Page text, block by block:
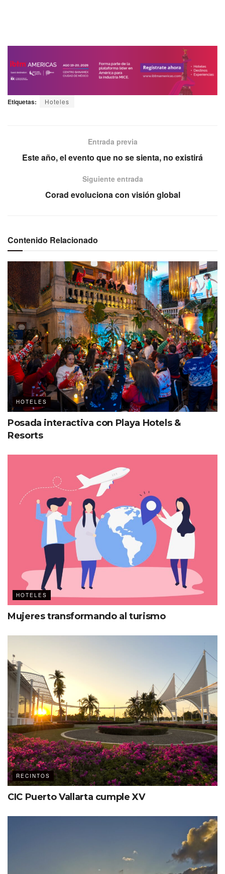
Etiquetas: Hoteles
Entrada previa
Este año, el evento que no se sienta, no existirá
Siguiente entrada
Corad evoluciona con visión global
Contenido Relacionado
HOTELES
Posada interactiva con Playa Hotels &
Resorts
HOTELES
Mujeres transformando al turismo
RECINTOS
CIC Puerto Vallarta cumple XV